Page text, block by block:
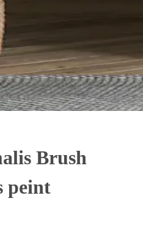
Brush
peint